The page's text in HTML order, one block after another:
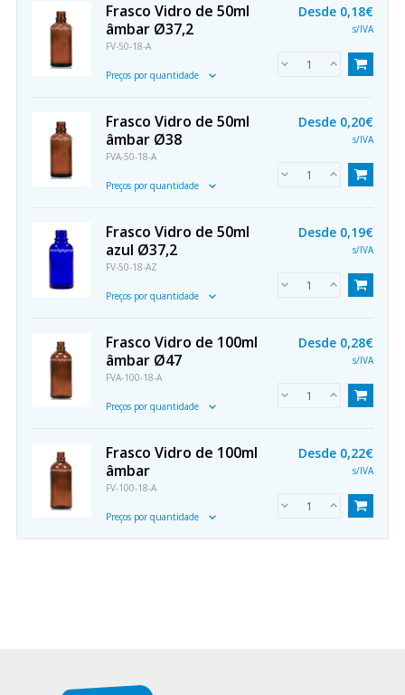
Frasco Vidro de 50ml
âmbar Ø37,2
FV-50-18-A
Preços por quantidade
Desde 0,18€
s/IVA
Frasco Vidro de 50ml
âmbar Ø38
FVA-50-18-A
Preços por quantidade
Desde 0,20€
s/IVA
Frasco Vidro de 50ml
azul Ø37,2
FV-50-18-AZ
Preços por quantidade
Desde 0,19€
s/IVA
Frasco Vidro de 100ml
âmbar Ø47
FVA-100-18-A
Preços por quantidade
Desde 0,28€
s/IVA
Frasco Vidro de 100ml
âmbar
FV-100-18-A
Preços por quantidade
Desde 0,22€
s/IVA